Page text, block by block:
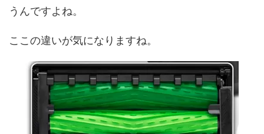
うんですよね。
ここの違いが気になりますね。